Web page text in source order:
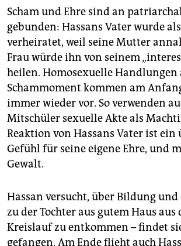
Scham und Ehre sind an
gebunden: Hassans Vater wurde
verheiratet, weil seine Mutter
Frau würde ihn von seinem
heilen. Homosexuelle Handlungen
Schammoment kommen am
immer wieder vor. So verwenden
Mitschüler sexuelle Akte als
Reaktion von Hassans Vater ist ein
Gefühl für seine eigene Ehre, und
Gewalt.
Hassan versucht, über Bildung und
zu der Tochter aus gutem Haus aus
Kreislauf zu entkommen – findet
gefangen. Am Ende flieht auch